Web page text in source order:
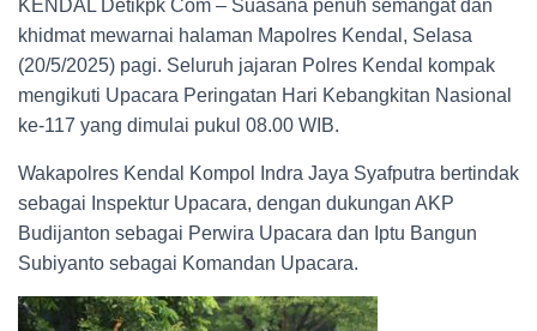
KENDAL Detikpk Com – Suasana penuh semangat dan
khidmat mewarnai halaman Mapolres Kendal, Selasa
(20/5/2025) pagi. Seluruh jajaran Polres Kendal kompak
mengikuti Upacara Peringatan Hari Kebangkitan Nasional
ke-117 yang dimulai pukul 08.00 WIB.
Wakapolres Kendal Kompol Indra Jaya Syafputra bertindak
sebagai Inspektur Upacara, dengan dukungan AKP
Budijanton sebagai Perwira Upacara dan Iptu Bangun
Subiyanto sebagai Komandan Upacara.